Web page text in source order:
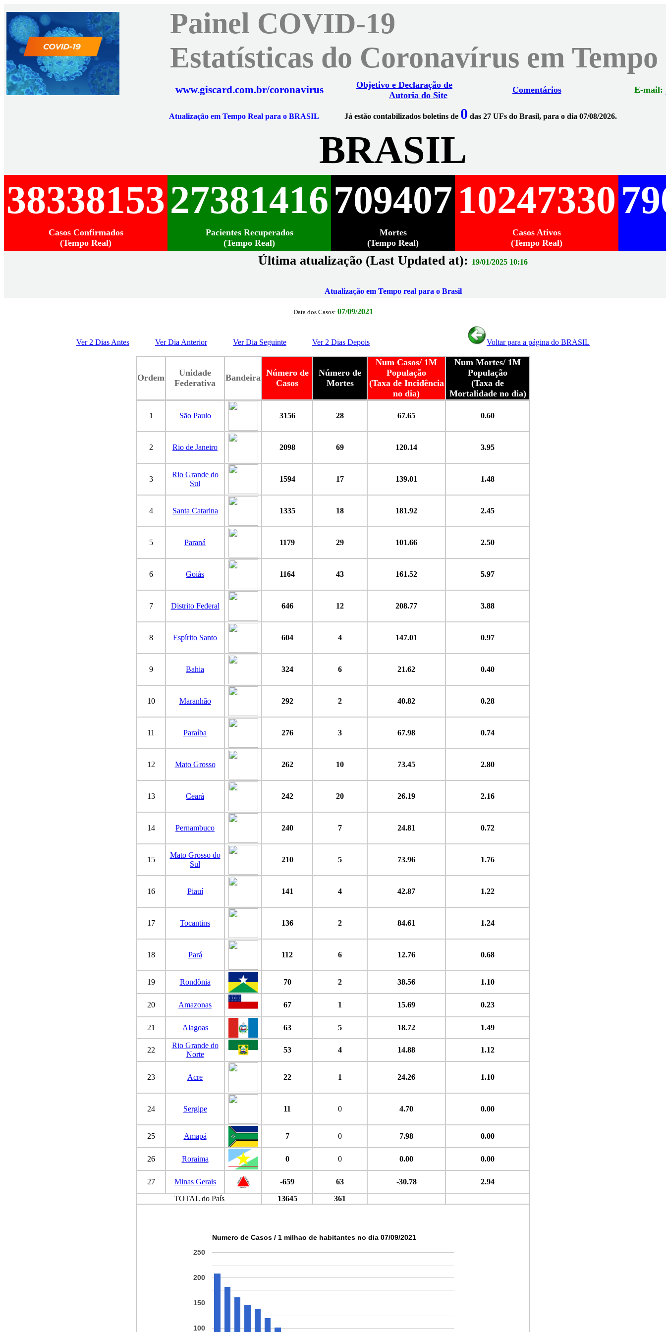
Painel COVID-19
Estatísticas do Coronavírus em Tempo
www.giscard.com.br/coronavirus
Objetivo e Declaração de
Autoria do Site
Comentários E-mail:
Atualização em Tempo Real para o BRASIL Já estão contabilizados boletins de 0 das 27 UFs do Brasil, para o dia 07/08/2026.
BRASIL
3833815327381416709407 10247330
Casos Confirmados
(Tempo Real)
Pacientes Recuperados
(Tempo Real)
Mortes
(Tempo Real)
Casos Ativos
(Tempo Real)
Última atualização (Last Updated at): 19/01/2025 10:16
Atualização em Tempo real para o Brasil
Data dos Casos: 07/09/2021
Ver 2 Dias Antes Ver Dia Anterior Ver Dia Seguinte Ver 2 Dias Depois Voltar para a página do BRASIL
Ordem
Unidade
Federativa
Bandeira Número de
Casos
Número de
Mortes
Num Casos/ 1M
População
(Taxa de Incidência
no dia)
Num Mortes/ 1M
População
(Taxa de
Mortalidade no dia)
1 São Paulo 3156 28 67.65 0.60
2 Rio de Janeiro 2098 69 120.14 3.95
3
Rio Grande do
Sul
1594 17 139.01 1.48
4 Santa Catarina 1335 18 181.92 2.45
5 Paraná 1179 29 101.66 2.50
6 Goiás 1164 43 161.52 5.97
7 Distrito Federal 646 12 208.77 3.88
8 Espírito Santo 604 4 147.01 0.97
9 Bahia 324 6 21.62 0.40
10 Maranhão 292 2 40.82 0.28
11 Paraíba 276 3 67.98 0.74
12 Mato Grosso 262 10 73.45 2.80
13 Ceará 242 20 26.19 2.16
14 Pernambuco 240 7 24.81 0.72
15
Mato Grosso do
Sul
210 5 73.96 1.76
16 Piauí 141 4 42.87 1.22
17 Tocantins 136 2 84.61 1.24
18 Pará 112 6 12.76 0.68
19 Rondônia 70 2 38.56 1.10
20 Amazonas 67 1 15.69 0.23
21 Alagoas 63 5 18.72 1.49
22
Rio Grande do
Norte
53 4 14.88 1.12
23 Acre 22 1 24.26 1.10
24 Sergipe 11 0 4.70 0.00
25 Amapá 7 0 7.98 0.00
26 Roraima 0 0 0.00 0.00
27 Minas Gerais -659 63 -30.78
2.94
TOTAL do País
13645 361
Numero de Casos / 1 milhao de habitantes no dia 07/09/2021
100
150
200
250